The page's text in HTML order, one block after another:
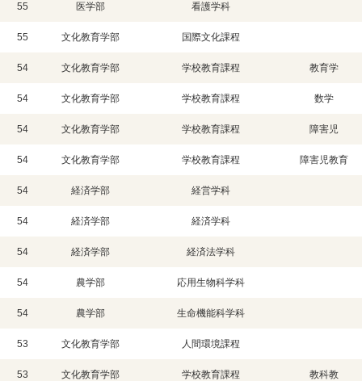
55 医学部 看護学科
55 文化教育学部 国際文化課程
54 文化教育学部 学校教育課程 教育学
54 文化教育学部 学校教育課程 数学
54 文化教育学部 学校教育課程 障害児
54 文化教育学部 学校教育課程 障害児教育
54 経済学部 経営学科
54 経済学部 経済学科
54 経済学部 経済法学科
54 農学部 応用生物科学科
54 農学部 生命機能科学科
53 文化教育学部 人間環境課程
53 文化教育学部 学校教育課程 教科教